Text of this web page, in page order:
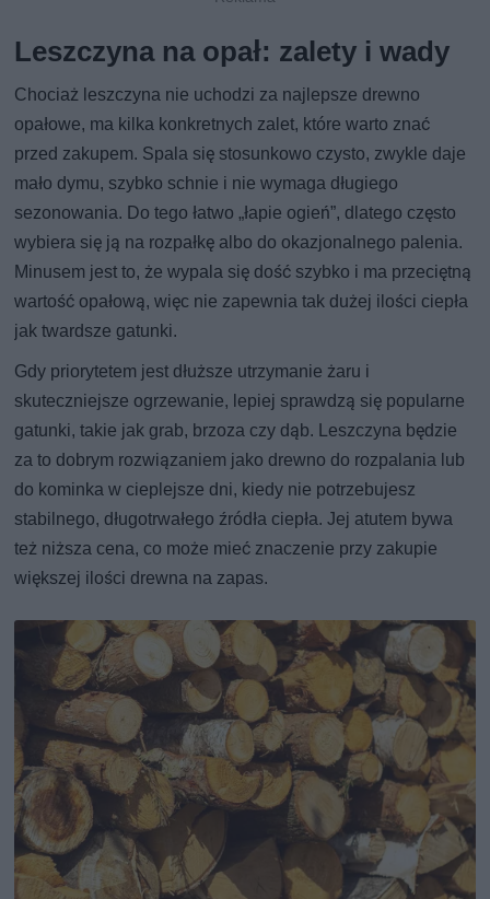
Leszczyna na opał: zalety i wady
Chociaż leszczyna nie uchodzi za najlepsze drewno
opałowe, ma kilka konkretnych zalet, które warto znać
przed zakupem. Spala się stosunkowo czysto, zwykle daje
mało dymu, szybko schnie i nie wymaga długiego
sezonowania. Do tego łatwo „łapie ogień”, dlatego często
wybiera się ją na rozpałkę albo do okazjonalnego palenia.
Minusem jest to, że wypala się dość szybko i ma przeciętną
wartość opałową, więc nie zapewnia tak dużej ilości ciepła
jak twardsze gatunki.
Gdy priorytetem jest dłuższe utrzymanie żaru i
skuteczniejsze ogrzewanie, lepiej sprawdzą się popularne
gatunki, takie jak grab, brzoza czy dąb. Leszczyna będzie
za to dobrym rozwiązaniem jako drewno do rozpalania lub
do kominka w cieplejsze dni, kiedy nie potrzebujesz
stabilnego, długotrwałego źródła ciepła. Jej atutem bywa
też niższa cena, co może mieć znaczenie przy zakupie
większej ilości drewna na zapas.